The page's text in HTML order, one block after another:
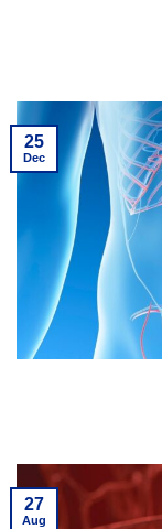
25
Dec
27
Aug